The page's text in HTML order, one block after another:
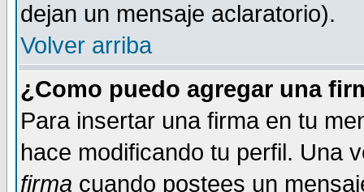
dejan un mensaje aclaratorio).
Volver arriba
¿Como puedo agregar una
Para insertar una firma en tu
hace modificando tu perfil. Una
firma cuando postees un